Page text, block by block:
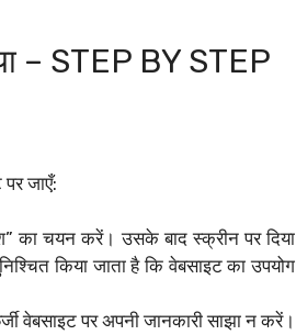
– STEP BY STEP
जाएँ:
का चयन करें। उसके बाद स्क्रीन पर दिया
किया जाता है कि वेबसाइट का उपयोग
वेबसाइट पर अपनी जानकारी साझा न करें।